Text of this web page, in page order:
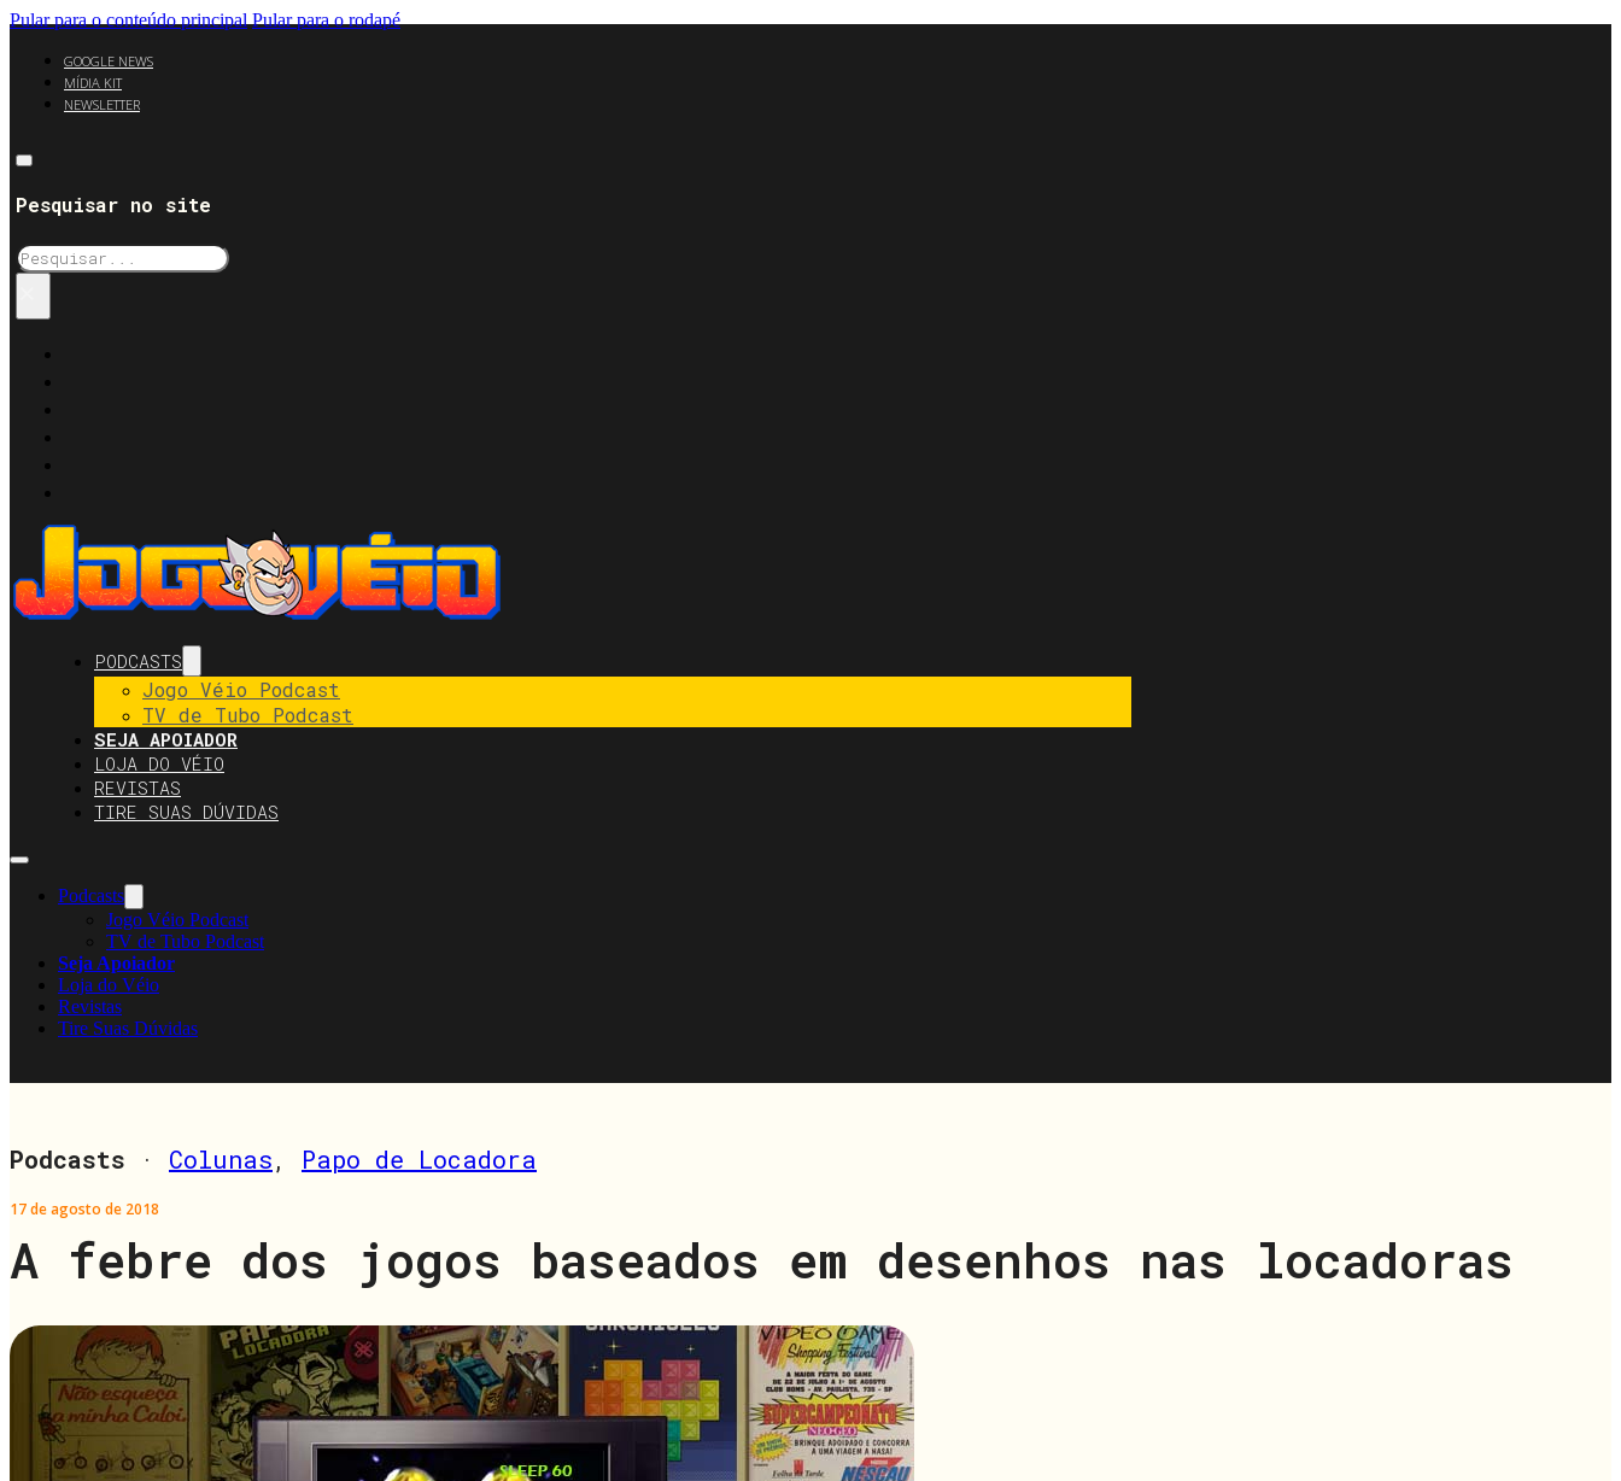
Pular para o conteúdo principal Pular para o rodapé
GOOGLE NEWS
MÍDIA KIT
NEWSLETTER
Pesquisar no site
Pesquisar
PODCASTS
Jogo Véio Podcast
TV de Tubo Podcast
SEJA APOIADOR
LOJA DO VÉIO
REVISTAS
TIRE SUAS DÚVIDAS
Podcasts
Jogo Véio Podcast
TV de Tubo Podcast
Seja Apoiador
Loja do Véio
Revistas
Tire Suas Dúvidas
Podcasts · Colunas, Papo de Locadora
17 de agosto de 2018
A febre dos jogos baseados em desenhos nas locadoras